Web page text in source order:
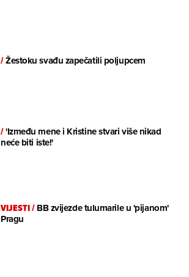
/Žestoku svađu zapečatili poljupcem
/'Između mene i Kristine stvari više nikad
neće biti iste!'
VIJESTI/BB zvijezde tulumarile u 'pijanom'
Pragu